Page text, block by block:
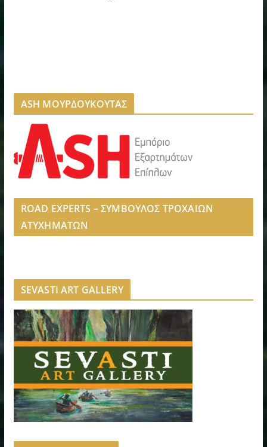
ASH ΜΟΥΡΔΟΥΚΟΥΤΑΣ
ROAD EXPERTS – ΣΥΜΒΟΥΛΟΣ ΤΡΟΧΑΙΩΝ
ΑΤΥΧΗΜΑΤΩΝ
SEVASTI ART GALLERY